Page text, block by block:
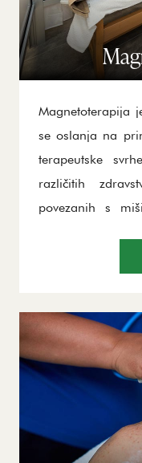
Magnetoterapija
se oslanja na
terapeutske
različitih
povezanih s
nivou,
procedura u
efikasnosti,
podnošljivosti